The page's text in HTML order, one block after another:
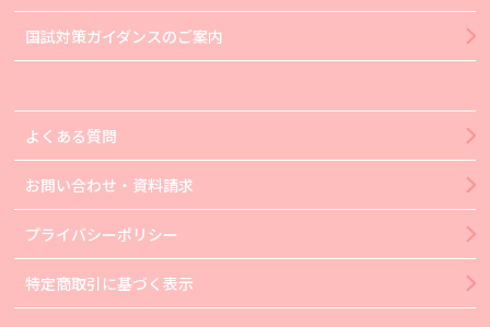
国試対策ガイダンスのご案内
よくある質問
お問い合わせ・資料請求
プライバシーポリシー
特定商取引に基づく表示